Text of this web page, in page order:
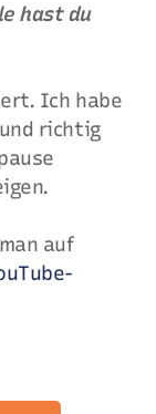
hast du
Ich habe
richtig
auf